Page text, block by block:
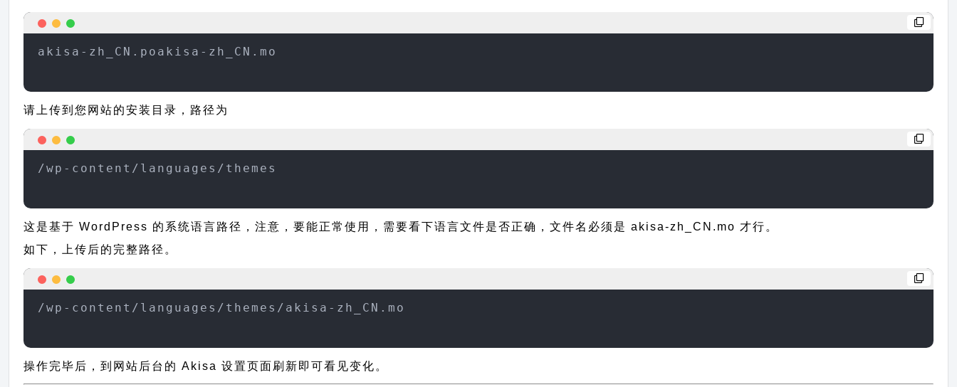
akisa-zh_CN.poakisa-zh_CN.mo
请上传到您网站的安装目录，路径为
/wp-content/languages/themes
这是基于 WordPress 的系统语言路径，注意，要能正常使用，需要看下语言文件是否正确，文件名必须是 akisa-zh_CN.mo 才行。
如下，上传后的完整路径。
/wp-content/languages/themes/akisa-zh_CN.mo
操作完毕后，到网站后台的 Akisa 设置页面刷新即可看见变化。